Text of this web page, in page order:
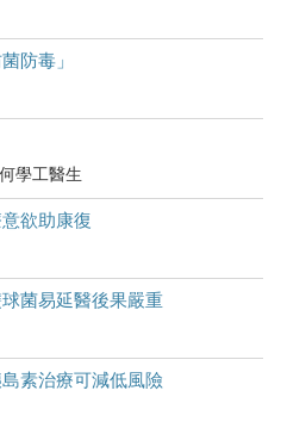
防毒」
學工醫生
欲助康復
菌易延醫後果嚴重
素治療可減低風險